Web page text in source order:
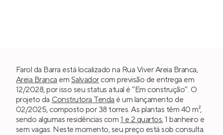
Farol da Barra está localizado na Rua Viver Areia Branca,
Areia Branca em Salvador com previsão de entrega em
12/2028, por isso seu status atual é “Em construção”. O
projeto da Construtora Tenda é um lançamento de
02/2025, composto por 38 torres. As plantas têm 40 m²,
sendo algumas residências com 1 e 2 quartos, 1 banheiro e
sem vagas. Neste momento, seu preço está sob consulta.